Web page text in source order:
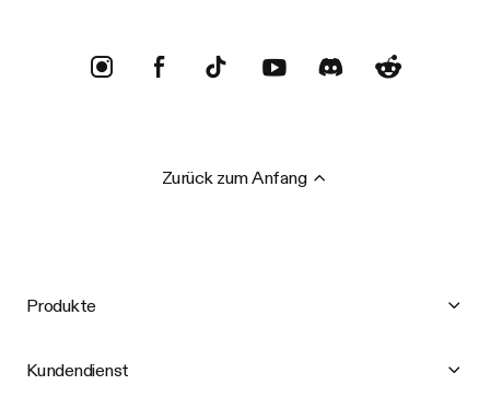
Zurück zum Anfang
Produkte
Kundendienst